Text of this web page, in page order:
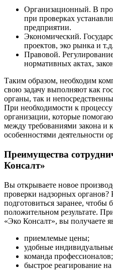
Организационный. В
при проверках
предприятии.
Экономический.
проектов, эко рынка и т.д.
Правовой.
нормативных актах,
Таким образом, необходим
свою задачу выполняют как
органы, так и
При необходимости к
организации, которые
между требованиями закона и
особенностями деятельности
Преимущества
Консалт»
Вы открываете новое
проверки надзорных
подготовиться заранее, чтобы
положительном результате.
«Эко Консалт», вы получаете
приемлемые цены;
удобные
команда профессионалов;
быстрое реагирование